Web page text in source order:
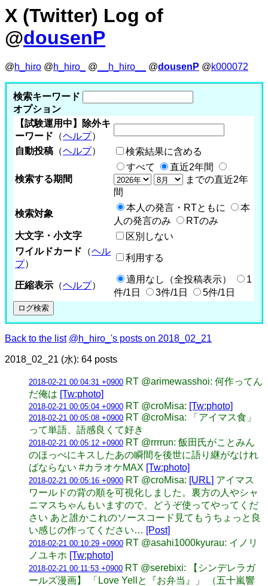
X (Twitter) Log of
@dousenP
@h_hiro @h_hiro_ @ __h_hiro__ @dousenP @k000072
検索キーワード
オプション
【試験運用中】除外キ
ーワード （ヘルプ）
自動投稿 （ヘルプ） 検索結果に含める
検索する期間
すべて
直近2年間
までの直近2年
間
検索対象
本人の発言・RTともに
本
人の発言のみ
RTのみ
大文字・小文字
区別しない
ワイルドカード （ヘル
プ）
利用する
圧縮表示 （ヘルプ）
適用なし（全投稿表示）
1
件/1日
3件/1日 5件/1日
Back to the list @h_hiro_'s posts on 2018_02_21
2018_02_21 (水): 64 posts
2018-02-21 00:04:31 +0900 RT @arimewasshoi: 何作ってん
だ俺は [Tw:photo]
2018-02-21 00:05:04 +0900 RT @croMisa: [Tw:photo]
2018-02-21 00:05:08 +0900 RT @croMisa: 「アイマス食」
って単語、語感良くて好き
2018-02-21 00:05:12 +0900 RT @rrrrun: 飯田氏がことみん
のほっぺにキスしたあの瞬間を後世に語り継がなけれ
ばならない #カラオケMAX [Tw:photo]
2018-02-21 00:05:16 +0900 RT @croMisa: [URL] アイマス
ワールドの背の順を可視化しました。裏方の人やシャ
ニマスちゃんもいますので、どうぞ使ってやってくだ
さい あと誰かこれのソースコード見てもうちょっと良
い感じの作ってください… [Post]
2018-02-21 00:10:29 +0900 RT @asahi1000kyurau: イノリ
ノユキホ [Tw:photo]
2018-02-21 00:11:53 +0900 RT @serebixi: 【シンデレラガ
ールズ漫画】 「Love Yellと『お弁当』」 （五十嵐響